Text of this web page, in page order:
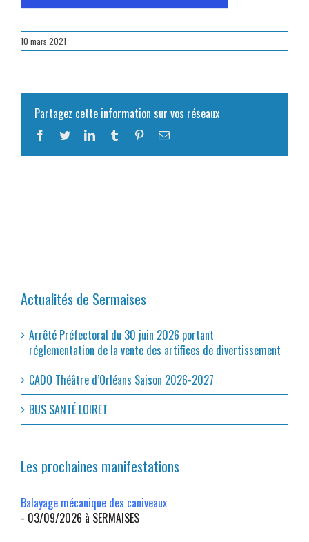
10 mars 2021
Partagez cette information sur vos réseaux
Facebook
TwitterLinkedInTumblr PinterestEmail
Actualités de Sermaises
Arrêté Préfectoral du 30 juin 2026 portant
réglementation de la vente des artifices de divertissement
CADO Théâtre d’Orléans Saison 2026-2027
BUS SANTÉ LOIRET
Les prochaines manifestations
Balayage mécanique des caniveaux
- 03/09/2026 à SERMAISES